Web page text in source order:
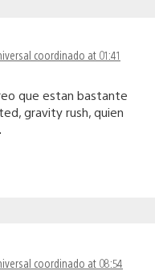
coordinado at 01:41
que estan bastante
gravity rush, quien
coordinado at 08:54